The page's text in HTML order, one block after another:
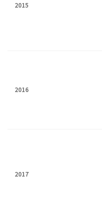
2015
2016
2017